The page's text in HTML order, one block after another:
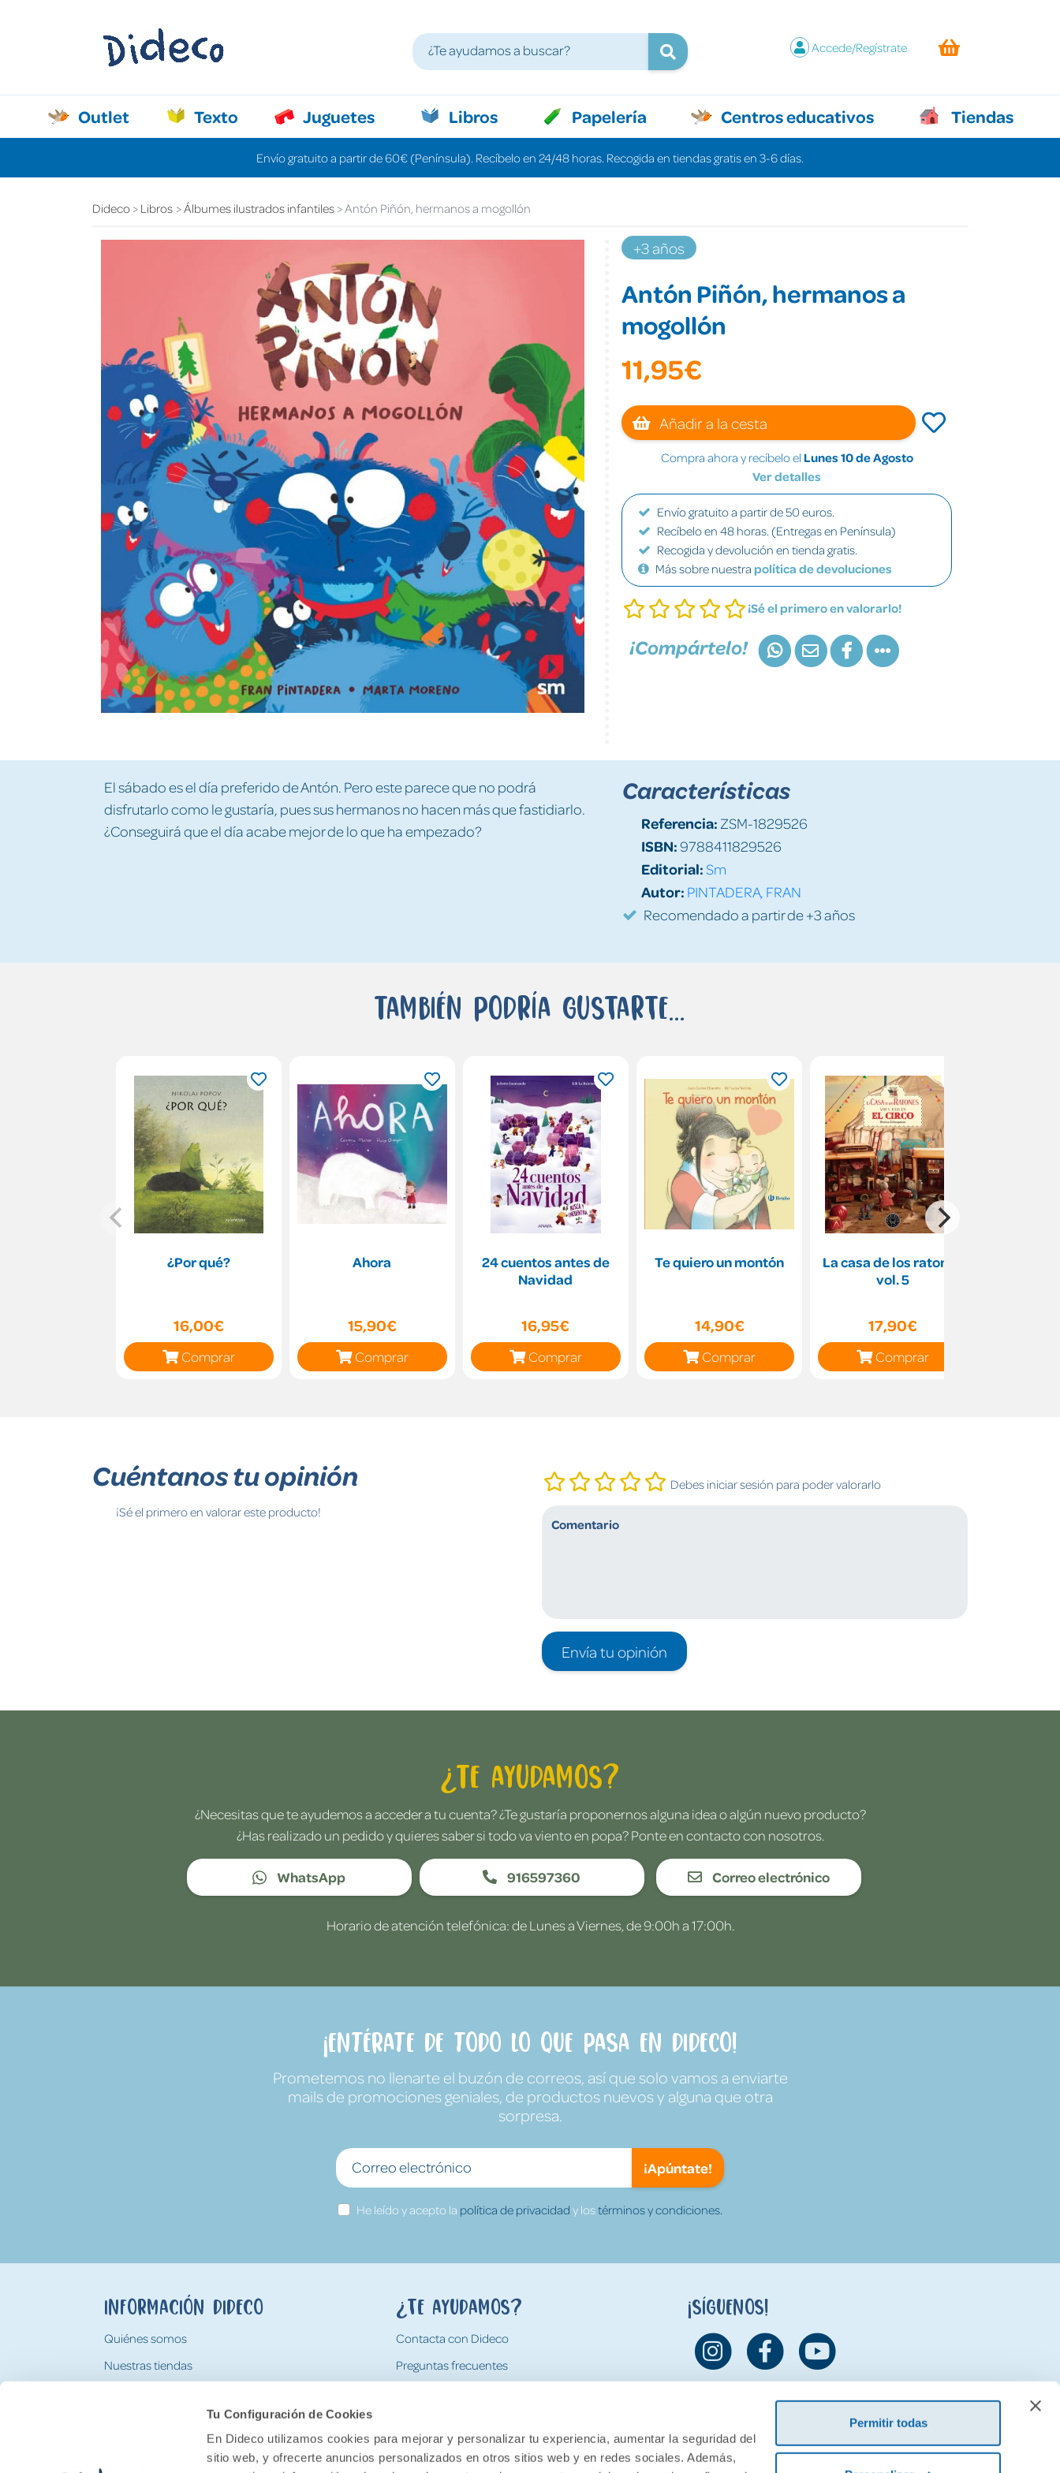
Tu Configuración de Cookies
En Dideco utilizamos cookies para mejorar y personalizar tu experiencia, aumentar la seguridad del
sitio web, y ofrecerte anuncios personalizados en otros sitios web y en redes sociales. Además,
Permitir todas
Accede/Regístrate
Outlet Texto Juguetes Libros Papelería Centros educativos Tiendas
Envío gratuito a partir de 60€ (Península). Recíbelo en 24/48 horas. Recogida en tiendas gratis en 3-6 días.
Dideco Libros Álbumes ilustrados infantiles Antón Piñón, hermanos a mogollón
+3 años
Antón Piñón, hermanos a
mogollón
11,95€
Añadir a la cesta
Compra ahora y recíbelo el Lunes 10 de Agosto
Ver detalles
Envío gratuito a partir de 50 euros.
Recíbelo en 48 horas. (Entregas en Península)
Recogida y devolución en tienda gratis.
Más sobre nuestra política de devoluciones
¡Sé el primero en valorarlo!
¡Compártelo!
El sábado es el día preferido de Antón. Pero este parece que no podrá
disfrutarlo como le gustaría, pues sus hermanos no hacen más que fastidiarlo.
¿Conseguirá que el día acabe mejor de lo que ha empezado?
Características
Referencia: ZSM-1829526
ISBN:9788411829526
Editorial:Sm
Autor: PINTADERA, FRAN
Recomendado a partir de +3 años
También podría gustarte...
¿Por qué?
16,00€
Comprar
Ahora
15,90€
Comprar
24 cuentos antes de
Navidad
16,95€
Comprar
Te quiero un montón
14,90€
Comprar
La casa de los ratones
vol. 5
17,90€
Comprar
Cuéntanos tu opinión
¡Sé el primero en valorar este producto!
Debes iniciar sesión para poder valorarlo
Envía tu opinión
¿Te ayudamos?
¿Necesitas que te ayudemos a acceder a tu cuenta? ¿Te gustaría proponernos alguna idea o algún nuevo producto?
¿Has realizado un pedido y quieres saber si todo va viento en popa? Ponte en contacto con nosotros.
WhatsApp 916597360 Correo electrónico
Horario de atención telefónica: de Lunes a Viernes, de 9:00h a 17:00h.
¡Entérate de todo lo que pasa en Dideco!
Prometemos no llenarte el buzón de correos, así que solo vamos a enviarte
mails de promociones geniales, de productos nuevos y alguna que otra
sorpresa.
¡Apúntate!
He leído y acepto la política de privacidad y lostérminos y condiciones.
Información Dideco
Quiénes somos
Nuestras tiendas
Tarjeta Regalo Dideco
¿Te ayudamos?
Contacta con Dideco
Preguntas frecuentes
Devoluciones
¡Síguenos!